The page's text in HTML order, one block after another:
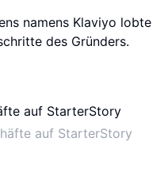
namens Klaviyo lobte
des Gründers.
auf StarterStory